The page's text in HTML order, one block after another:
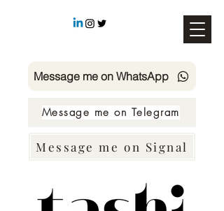
Message me on WhatsApp
Message me on Telegram
Message me on Signal